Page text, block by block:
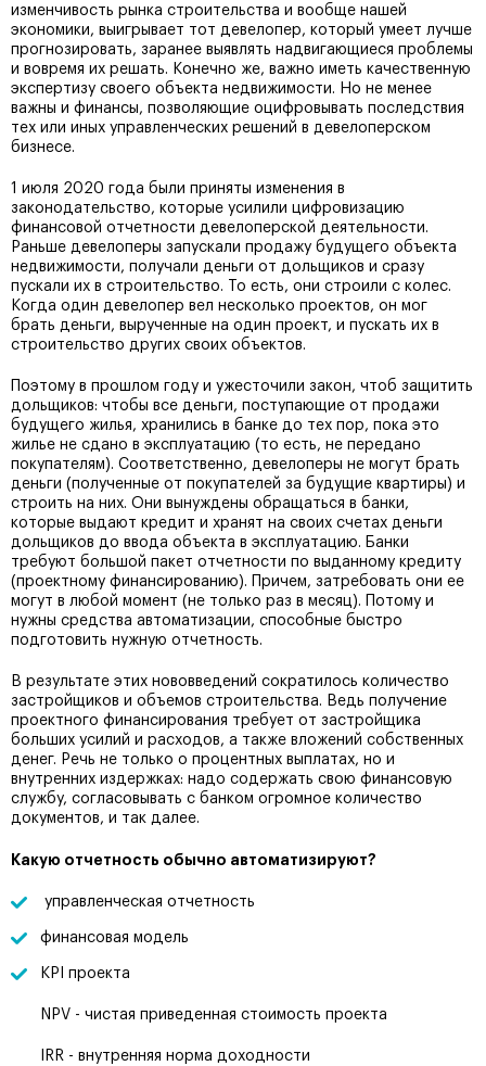
изменчивость рынка строительства и вообще нашей
экономики, выигрывает тот девелопер, который умеет лучше
прогнозировать, заранее выявлять надвигающиеся проблемы
и вовремя их решать. Конечно же, важно иметь качественную
экспертизу своего объекта недвижимости. Но не менее
важны и финансы, позволяющие оцифровывать последствия
тех или иных управленческих решений в девелоперском
бизнесе.
1 июля 2020 года были приняты изменения в
законодательство, которые усилили цифровизацию
финансовой отчетности девелоперской деятельности.
Раньше девелоперы запускали продажу будущего объекта
недвижимости, получали деньги от дольщиков и сразу
пускали их в строительство. То есть, они строили с колес.
Когда один девелопер вел несколько проектов, он мог
брать деньги, вырученные на один проект, и пускать их в
строительство других своих объектов.
Поэтому в прошлом году и ужесточили закон, чтоб защитить
дольщиков: чтобы все деньги, поступающие от продажи
будущего жилья, хранились в банке до тех пор, пока это
жилье не сдано в эксплуатацию (то есть, не передано
покупателям). Соответственно, девелоперы не могут брать
деньги (полученные от покупателей за будущие квартиры) и
строить на них. Они вынуждены обращаться в банки,
которые выдают кредит и хранят на своих счетах деньги
дольщиков до ввода объекта в эксплуатацию. Банки
требуют большой пакет отчетности по выданному кредиту
(проектному финансированию). Причем, затребовать они ее
могут в любой момент (не только раз в месяц). Потому и
нужны средства автоматизации, способные быстро
подготовить нужную отчетность.
В результате этих нововведений сократилось количество
застройщиков и объемов строительства. Ведь получение
проектного финансирования требует от застройщика
больших усилий и расходов, а также вложений собственных
денег. Речь не только о процентных выплатах, но и
внутренних издержках: надо содержать свою финансовую
службу, согласовывать с банком огромное количество
документов, и так далее.
Какую отчетность обычно автоматизируют?
управленческая отчетность
финансовая модель
KPI проекта
NPV - чистая приведенная стоимость проекта
IRR - внутренняя норма доходности